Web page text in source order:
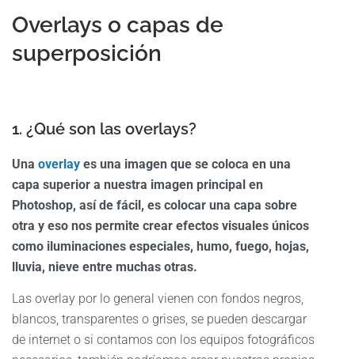
Overlays o capas de
superposición
1. ¿Qué son las overlays?
Una overlay es una imagen que se coloca en una
capa superior a nuestra imagen principal en
Photoshop, así de fácil, es colocar una capa sobre
otra y eso nos permite crear efectos visuales únicos
como iluminaciones especiales, humo, fuego, hojas,
lluvia, nieve entre muchas otras.
Las overlay por lo general vienen con fondos negros,
blancos, transparentes o grises, se pueden descargar
de internet o si contamos con los equipos fotográficos